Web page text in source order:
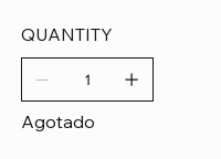
QUANTITY
Agotado